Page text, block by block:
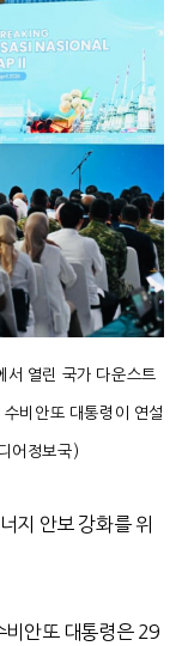
서 열린 국가 다운스트
비안또 대통령이 연설
어정보국 )
지 안보 강화를 위
비안또 대통령은29